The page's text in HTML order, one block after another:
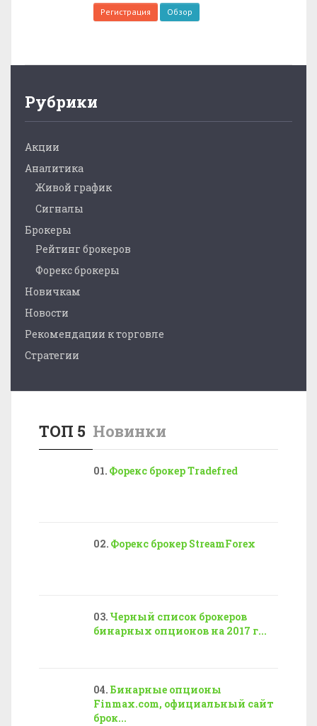
Регистрация Обзор
Рубрики
Акции
Аналитика
Живой график
Сигналы
Брокеры
Рейтинг брокеров
Форекс брокеры
Новичкам
Новости
Рекомендации к торговле
Стратегии
ТОП 5 Новинки
Форекс брокер Tradefred
Форекс брокер StreamForex
Черный список брокеров
бинарных опционов на 2017 г...
Бинарные опционы
Finmax.com, официальный сайт
брок...